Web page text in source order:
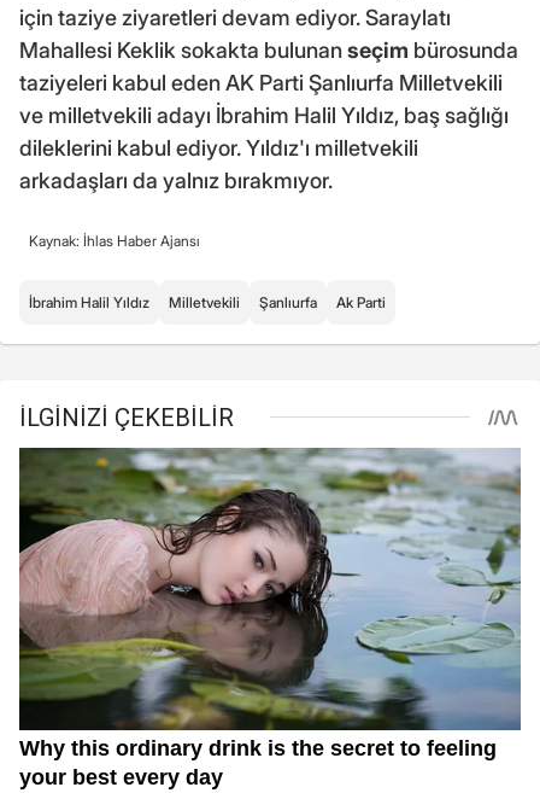
için taziye ziyaretleri devam ediyor. Saraylatı
Mahallesi Keklik sokakta bulunanseçim bürosunda
taziyeleri kabul eden AK Parti Şanlıurfa Milletvekili
ve milletvekili adayı İbrahim Halil Yıldız, baş sağlığı
dileklerini kabul ediyor. Yıldız'ı milletvekili
arkadaşları da yalnız bırakmıyor.
Kaynak: İhlas Haber Ajansı
İbrahim Halil Yıldız Milletvekili Şanlıurfa Ak Parti